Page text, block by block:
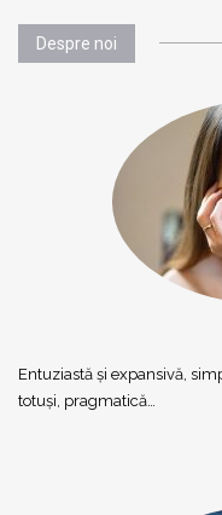
Despre noi
Entuziastă şi expansivă,
totuşi, pragmatică…